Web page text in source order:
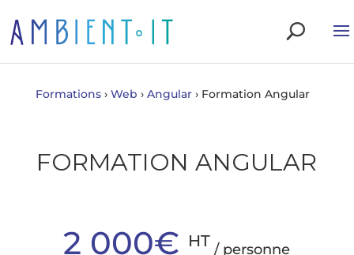
Formations › Web › Angular › Formation Angular
FORMATION ANGULAR
2 000€ HT / personne